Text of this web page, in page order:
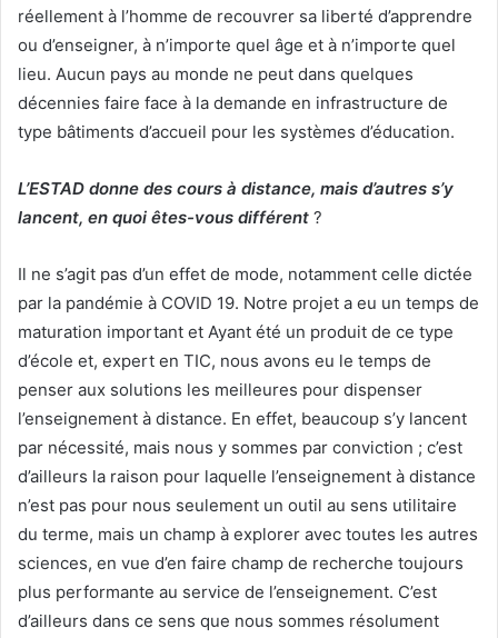
réellement à l’homme de recouvrer sa liberté d’apprendre
ou d’enseigner, à n’importe quel âge et à n’importe quel
lieu. Aucun pays au monde ne peut dans quelques
décennies faire face à la demande en infrastructure de
type bâtiments d’accueil pour les systèmes d’éducation.
L’ESTAD donne des cours à distance, mais d’autres s’y
lancent, en quoi êtes-vous différent ?
Il ne s’agit pas d’un effet de mode, notamment celle dictée
par la pandémie à COVID 19. Notre projet a eu un temps de
maturation important et Ayant été un produit de ce type
d’école et, expert en TIC, nous avons eu le temps de
penser aux solutions les meilleures pour dispenser
l’enseignement à distance. En effet, beaucoup s’y lancent
par nécessité, mais nous y sommes par conviction ; c’est
d’ailleurs la raison pour laquelle l’enseignement à distance
n’est pas pour nous seulement un outil au sens utilitaire
du terme, mais un champ à explorer avec toutes les autres
sciences, en vue d’en faire champ de recherche toujours
plus performante au service de l’enseignement. C’est
d’ailleurs dans ce sens que nous sommes résolument